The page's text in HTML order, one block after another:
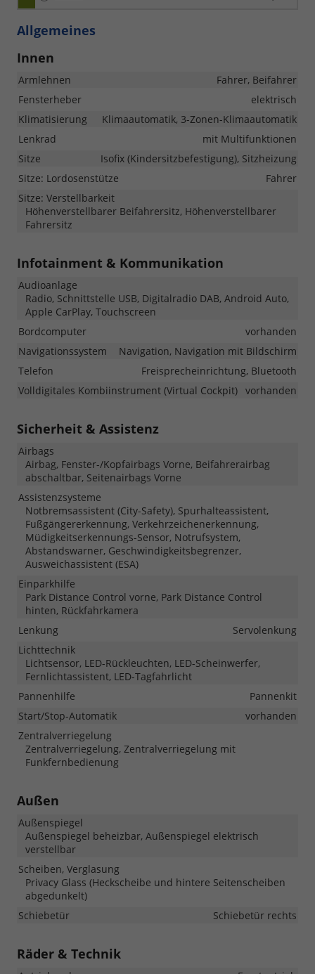
Allgemeines
Innen
Armlehnen
Fahrer, Beifahrer
Fensterheber
elektrisch
Klimatisierung
Klimaautomatik, 3-Zonen-Klimaautomatik
Lenkrad
mit Multifunktionen
Sitze
Isofix (Kindersitzbefestigung), Sitzheizung
Sitze: Lordosenstütze
Fahrer
Sitze: Verstellbarkeit
Höhenverstellbarer Beifahrersitz, Höhenverstellbarer
Fahrersitz
Infotainment & Kommunikation
Audioanlage
Radio, Schnittstelle USB, Digitalradio DAB, Android Auto,
Apple CarPlay, Touchscreen
Bordcomputer
vorhanden
Navigationssystem
Navigation, Navigation mit Bildschirm
Telefon
Freisprecheinrichtung, Bluetooth
Volldigitales Kombiinstrument (Virtual Cockpit) vorhanden
Sicherheit & Assistenz
Airbags
Airbag, Fenster-/Kopfairbags Vorne, Beifahrerairbag
abschaltbar, Seitenairbags Vorne
Assistenzsysteme
Notbremsassistent (City-Safety), Spurhalteassistent,
Fußgängererkennung, Verkehrzeichenerkennung,
Müdigkeitserkennungs-Sensor, Notrufsystem,
Abstandswarner, Geschwindigkeitsbegrenzer,
Ausweichassistent (ESA)
Einparkhilfe
Park Distance Control vorne, Park Distance Control
hinten, Rückfahrkamera
Lenkung
Servolenkung
Lichttechnik
Lichtsensor, LED-Rückleuchten, LED-Scheinwerfer,
Fernlichtassistent, LED-Tagfahrlicht
Pannenhilfe
Pannenkit
Start/Stop-Automatik
vorhanden
Zentralverriegelung
Zentralverriegelung, Zentralverriegelung mit
Funkfernbedienung
Außen
Außenspiegel
Außenspiegel beheizbar, Außenspiegel elektrisch
verstellbar
Scheiben, Verglasung
Privacy Glass (Heckscheibe und hintere Seitenscheiben
abgedunkelt)
Schiebetür
Schiebetür rechts
Räder & Technik